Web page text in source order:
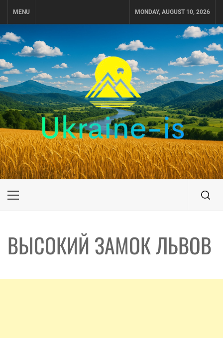
MENU MONDAY, AUGUST 10, 2026
UKRAINE-IS
ПОДОРОЖI ПО УКРАЇНІ
Primary
ВЫСОКИЙ ЗАМОК ЛЬВОВ